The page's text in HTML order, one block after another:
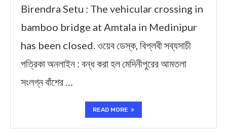
Birendra Setu : The vehicular crossing in
bamboo bridge at Amtala in Medinipur
has been closed. ওয়েব ডেস্ক, বিপ্লবী সব্যসাচী
পত্রিকা অনলাইন : বন্ধ করা হল মেদিনীপুরের আমতলা
সংলগ্ন বাঁশের …
READ MORE